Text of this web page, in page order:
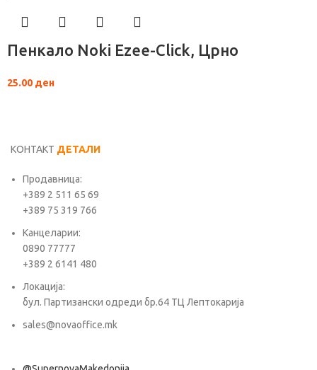
Пенкало Noki Ezee-Click, Црно
25.00 ден
КОНТАКТ ДЕТАЛИ
Продавница:
+389 2 511 65 69
+389 75 319 766
Канцеларии:
0890 77777
+389 2 6141 480
Локација:
бул. Партизански одреди бр.64 ТЦ Лептокарија
sales@novaoffice.mk